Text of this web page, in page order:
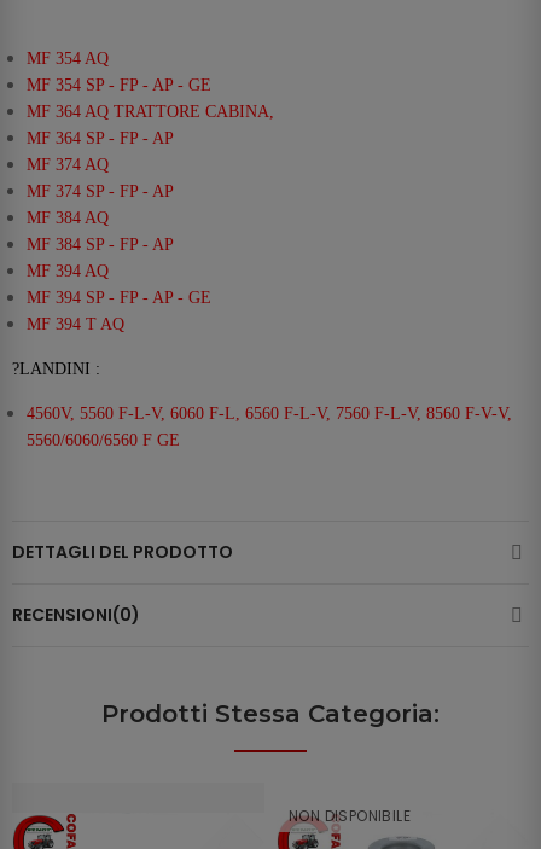
MF 354 AQ
MF 354 SP - FP - AP - GE
MF 364 AQ TRATTORE CABINA,
MF 364 SP - FP - AP
MF 374 AQ
MF 374 SP - FP - AP
MF 384 AQ
MF 384 SP - FP - AP
MF 394 AQ
MF 394 SP - FP - AP - GE
MF 394 T AQ
?LANDINI :
4560V, 5560 F-L-V, 6060 F-L, 6560 F-L-V, 7560 F-L-V, 8560 F-V-V,
5560/6060/6560 F GE
DETTAGLI DEL PRODOTTO
RECENSIONI(0)
Prodotti Stessa Categoria:
NON DISPONIBILE